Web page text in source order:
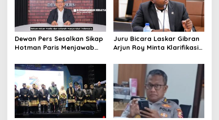
Dewan Pers Sesalkan Sikap
Hotman Paris Menjawab
Ungkapan bernada
Merendahkan Profesi
Wartawan
Juru Bicara Laskar Gibran
Arjun Roy Minta Klarifikasi
Sidang Kabinet Paripurna
demi Menjaga Marwah
Lembaga Kepresidenan